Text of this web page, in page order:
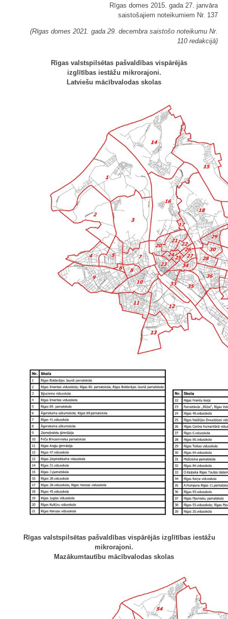
Rīgas domes 2015. gada 27. janvāra
saistošajiem noteikumiem Nr. 137
(Rīgas domes 2021. gada 29. decembra saistošo noteikumu Nr.
110 redakcijā)
Rīgas valstspilsētas pašvaldības vispārējās
izglītības iestāžu mikrorajoni.
Latviešu mācībvalodas skolas
Rīgas valstspilsētas pašvaldības vispārējās izglītības iestāžu
mikrorajoni.
Mazākumtautību mācībvalodas skolas